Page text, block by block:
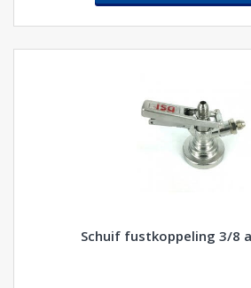
Schuif fustkoppeling 3/8